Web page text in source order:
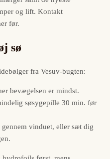
og lift. Kontakt
før.
sø
fra Vesuv-bugten:
bevægelsen er mindst.
søsygepille 30 min. før
vinduet, eller sæt dig